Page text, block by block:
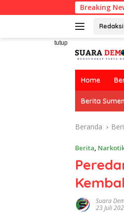
ke
Breaking
RT Usulkan Lomba
Redaksi
tutup
Home
Berita
Beranda
Berita,
Suara
23 Juli